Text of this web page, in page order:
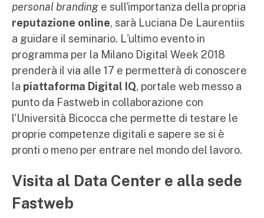
personal branding e sull'importanza della propria
reputazione online, sarà Luciana De Laurentiis
a guidare il seminario. L'ultimo evento in
programma per la Milano Digital Week 2018
prenderà il via alle 17 e permetterà di conoscere
la piattaforma Digital IQ, portale web messo a
punto da Fastweb in collaborazione con
l'Università Bicocca che permette di testare le
proprie competenze digitali e sapere se si è
pronti o meno per entrare nel mondo del lavoro.
Visita al Data Center e alla sede
Fastweb